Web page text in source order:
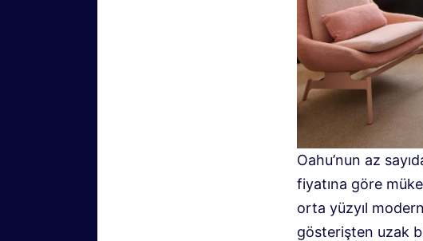
Oahu’nun az
fiyatına göre
orta yüzyıl
gösterişten uzak